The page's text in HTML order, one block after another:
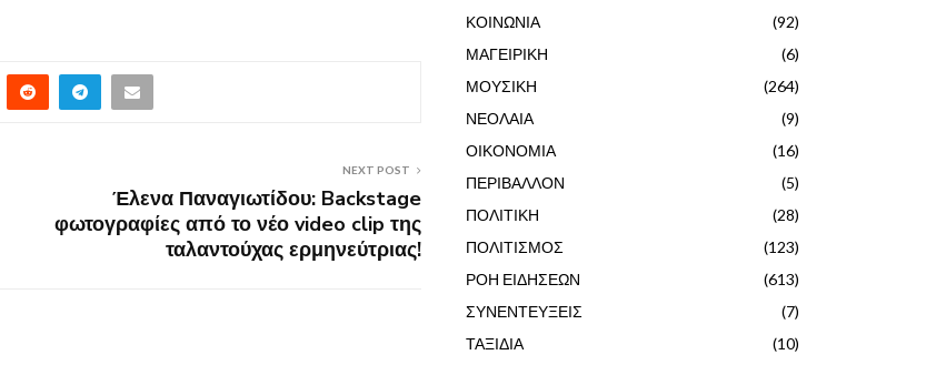
NEXT POST
Έλενα Παναγιωτίδου: Backstage
φωτογραφίες από το νέο video clip της
ταλαντούχας ερμηνεύτριας!
ΚΟΙΝΩΝΙΑ
(92)
ΜΑΓΕΙΡΙΚΗ
(6)
ΜΟΥΣΙΚΗ
(264)
ΝΕΟΛΑΙΑ
(9)
ΟΙΚΟΝΟΜΙΑ
(16)
ΠΕΡΙΒΑΛΛΟΝ
(5)
ΠΟΛΙΤΙΚΗ
(28)
ΠΟΛΙΤΙΣΜΟΣ
(123)
ΡΟΗ ΕΙΔΗΣΕΩΝ
(613)
ΣΥΝΕΝΤΕΥΞΕΙΣ
(7)
ΤΑΞΙΔΙΑ
(10)